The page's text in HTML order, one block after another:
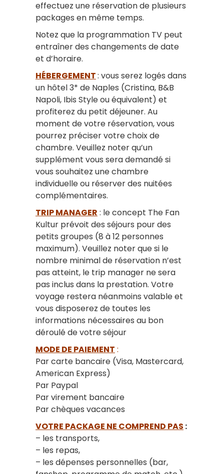
effectuez une réservation de plusieurs
packages en même temps.
Notez que la programmation TV peut
entraîner des changements de date
et d’horaire.
HÉBERGEMENT: vous serez logés dans
un hôtel 3* de Naples (Cristina, B&B
Napoli, Ibis Style ou équivalent) et
profiterez du petit déjeuner. Au
moment de votre réservation, vous
pourrez préciser votre choix de
chambre. Veuillez noter qu’un
supplément vous sera demandé si
vous souhaitez une chambre
individuelle ou réserver des nuitées
complémentaires.
TRIP MANAGER : le concept The Fan
Kultur prévoit des séjours pour des
petits groupes (8 à 12 personnes
maximum). Veuillez noter que si le
nombre minimal de réservation n’est
pas atteint, le trip manager ne sera
pas inclus dans la prestation. Votre
voyage restera néanmoins valable et
vous disposerez de toutes les
informations nécessaires au bon
déroulé de votre séjour
MODE DE PAIEMENT :
Par carte bancaire (Visa, Mastercard,
American Express)
Par Paypal
Par virement bancaire
Par chèques vacances
VOTRE PACKAGE NE COMPREND PAS :
– les transports,
– les repas,
– les dépenses personnelles (bar,